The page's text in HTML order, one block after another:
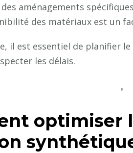
aménagements
des matériaux est un
il est essentiel de planifier
les délais.
optimiser